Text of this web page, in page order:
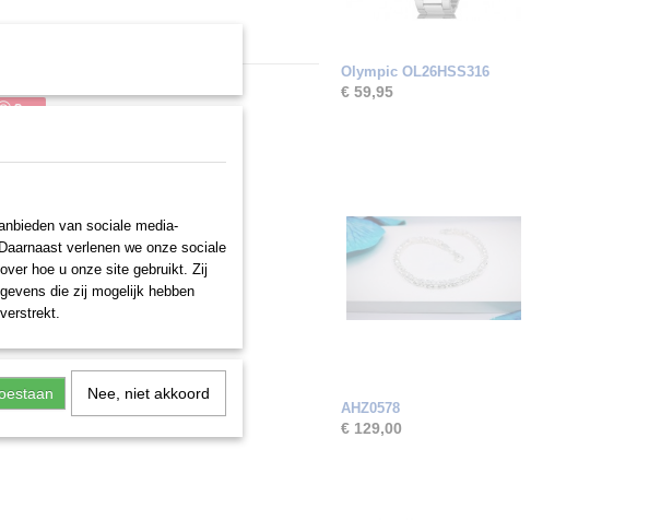
Save
Olympic OL26HSS316
€ 59,95
AHZ0578
€ 129,00
van sociale media-
verlenen we onze sociale
hoe u onze site gebruikt. Zij
die zij mogelijk hebben
Nee, niet akkoord